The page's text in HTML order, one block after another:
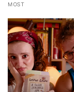
MOST